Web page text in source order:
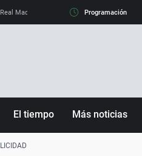
Madrid y su 'sí' al Barça La llamada
Programación
El tiempo Más noticias